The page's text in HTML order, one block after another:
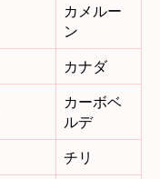
カメルー
ン
カナダ
カーボベ
ルデ
チリ